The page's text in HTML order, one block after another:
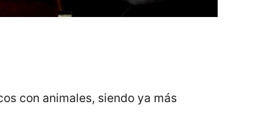
con animales, siendo ya más